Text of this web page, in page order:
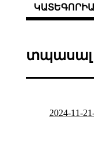
տպասալ
2024-11-